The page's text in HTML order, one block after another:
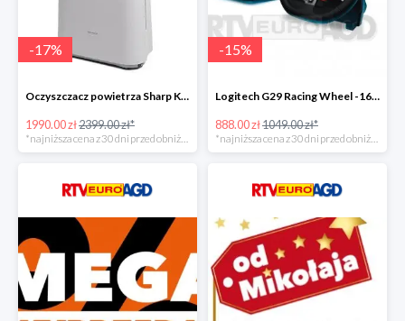
-17%
Oczyszczacz powietrza Sharp KC-D60EUW w super cenie
1990.00 zł2399.00 zł*
*najniższa cena z 30 dni przed obniżką
-15%
Logitech G29 Racing Wheel -16zł
888.00 zł1049.00 zł*
*najniższa cena z 30 dni przed obniżką